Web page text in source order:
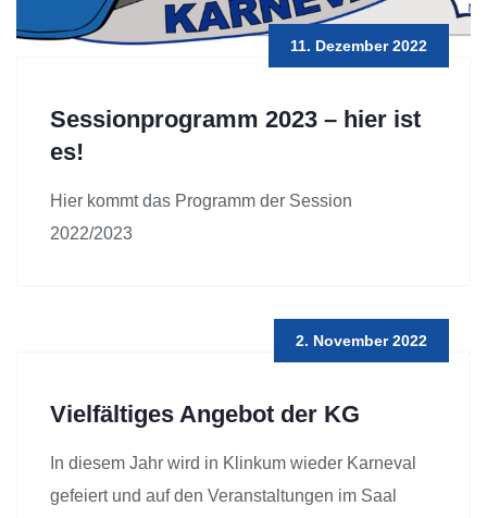
11. Dezember 2022
Sessionprogramm 2023 – hier ist
es!
Hier kommt das Programm der Session
2022/2023
2. November 2022
Vielfältiges Angebot der KG
In diesem Jahr wird in Klinkum wieder Karneval
gefeiert und auf den Veranstaltungen im Saal